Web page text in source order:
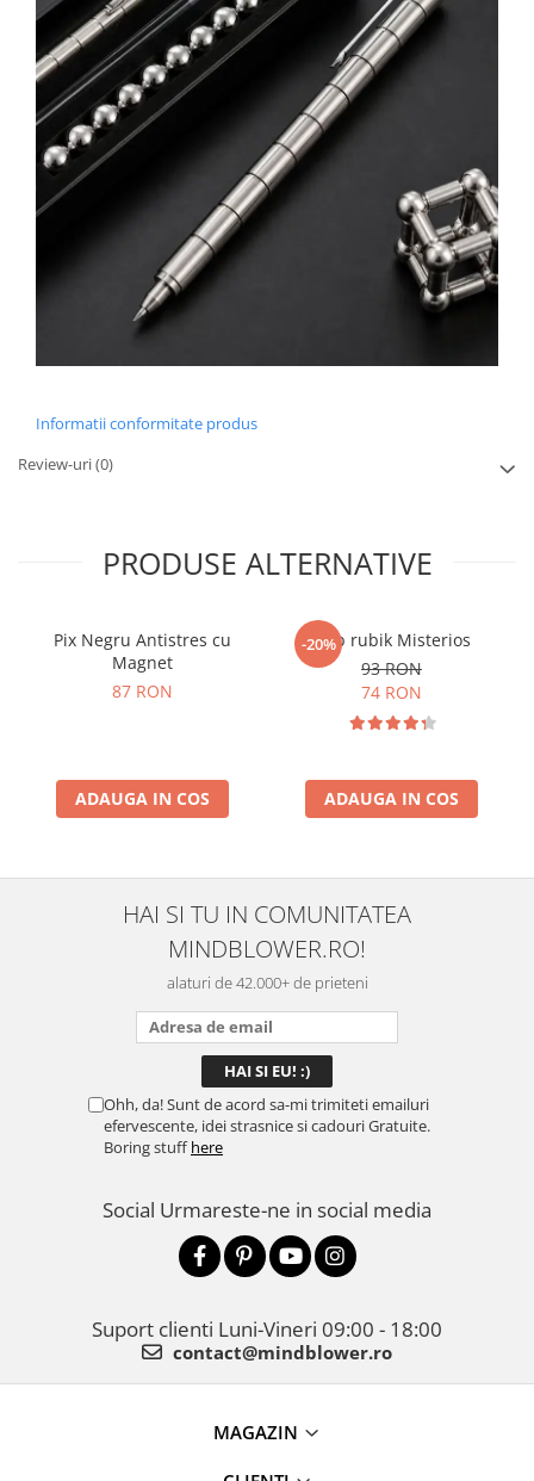
Informatii conformitate produs
Review-uri(0)
PRODUSE ALTERNATIVE
Pix Negru Antistres cu
Magnet
87 RON
ADAUGA IN COS
-20%
Cub rubik Misterios
93 RON
74 RON
ADAUGA IN COS
HAI SI TU IN COMUNITATEA
MINDBLOWER.RO!
alaturi de 42.000+ de prieteni
Ohh, da! Sunt de acord sa-mi trimiteti emailuri
efervescente, idei strasnice si cadouri Gratuite.
Boring stuffhere
Social Urmareste-ne in social media
Suport clienti Luni-Vineri 09:00 - 18:00
contact@mindblower.ro
MAGAZIN